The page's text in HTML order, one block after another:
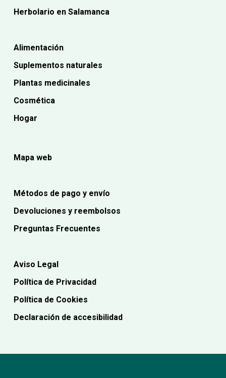
Herbolario en Salamanca
Alimentación
Suplementos naturales
Plantas medicinales
Cosmética
Hogar
Mapa web
Métodos de pago y envío
Devoluciones y reembolsos
Preguntas Frecuentes
Aviso Legal
Política de Privacidad
Política de Cookies
Declaración de accesibilidad